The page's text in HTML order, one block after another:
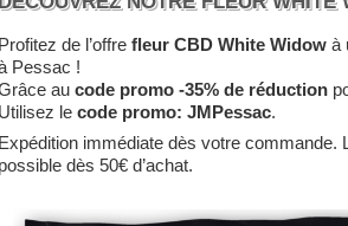
Profitez de l’offre fleur CBD White Widow à
Pessac !
au code promo -35% de réduction
Utilisez le code promo: JMPessac.
Expédition immédiate dès votre commande.
possible dès 50€ d’achat.